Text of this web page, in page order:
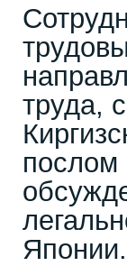
труда,
Японии.